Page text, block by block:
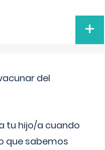
+
del
tu hijo/a cuando
que sabemos